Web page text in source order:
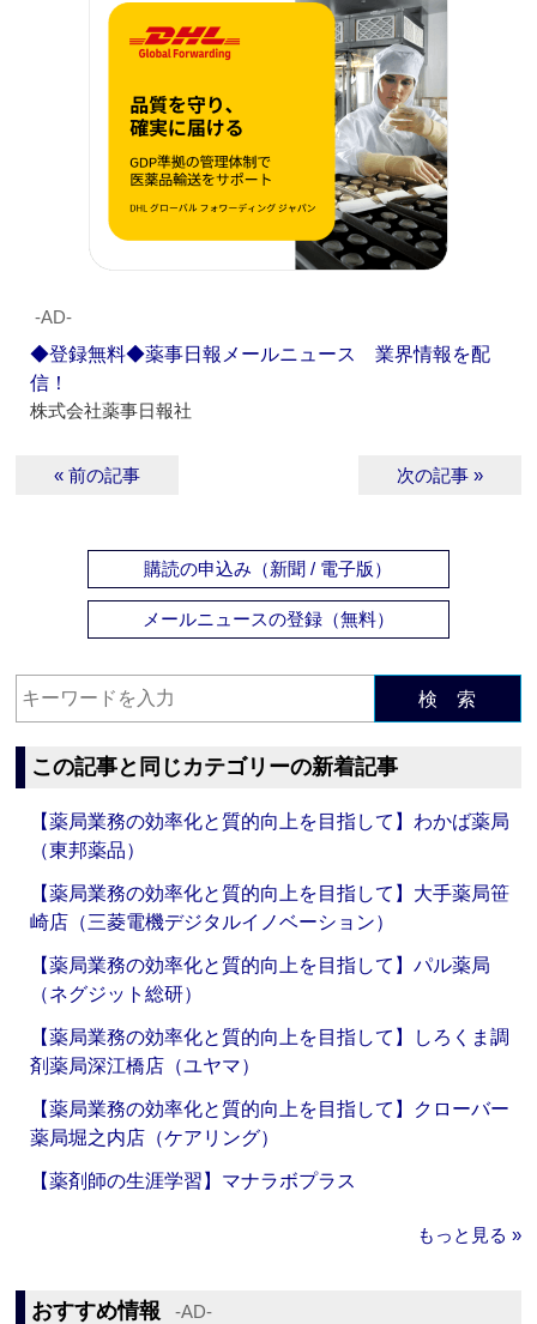
‐AD‐
◆登録無料◆薬事日報メールニュース 業界情報を配
信！
株式会社薬事日報社
« 前の記事 次の記事 »
購読の申込み（新聞 / 電子版）
メールニュースの登録（無料）
検 索
この記事と同じカテゴリーの新着記事
【薬局業務の効率化と質的向上を目指して】わかば薬局
（東邦薬品）
【薬局業務の効率化と質的向上を目指して】大手薬局笹
崎店（三菱電機デジタルイノベーション）
【薬局業務の効率化と質的向上を目指して】パル薬局
（ネグジット総研）
【薬局業務の効率化と質的向上を目指して】しろくま調
剤薬局深江橋店（ユヤマ）
【薬局業務の効率化と質的向上を目指して】クローバー
薬局堀之内店（ケアリング）
【薬剤師の生涯学習】マナラボプラス
もっと見る »
おすすめ情報 ‐AD‐